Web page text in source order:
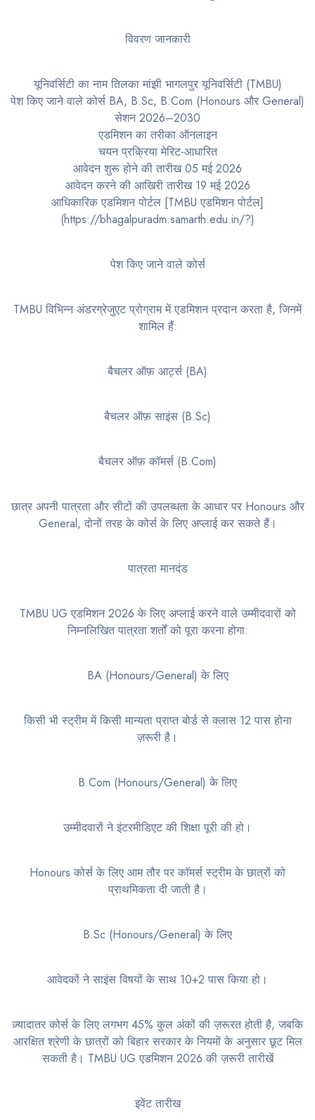
विवरण जानकारी
यूनिवर्सिटी का नाम तिलका मांझी भागलपुर यूनिवर्सिटी (TMBU)
पेश किए जाने वाले कोर्स BA, B.Sc, B.Com (Honours और General)
सेशन 2026–2030
एडमिशन का तरीका ऑनलाइन
चयन प्रक्रिया मेरिट-आधारित
आवेदन शुरू होने की तारीख 05 मई 2026
आवेदन करने की आखिरी तारीख 19 मई 2026
आधिकारिक एडमिशन पोर्टल [TMBU एडमिशन पोर्टल]
(https://bhagalpuradm.samarth.edu.in/?)
पेश किए जाने वाले कोर्स
TMBU विभिन्न अंडरग्रेजुएट प्रोग्राम में एडमिशन प्रदान करता है, जिनमें
शामिल हैं:
बैचलर ऑफ़ आर्ट्स (BA)
बैचलर ऑफ़ साइंस (B.Sc)
बैचलर ऑफ़ कॉमर्स (B.Com)
छात्र अपनी पात्रता और सीटों की उपलब्धता के आधार पर Honours और
General, दोनों तरह के कोर्स के लिए अप्लाई कर सकते हैं।
पात्रता मानदंड
TMBU UG एडमिशन 2026 के लिए अप्लाई करने वाले उम्मीदवारों को
निम्नलिखित पात्रता शर्तों को पूरा करना होगा:
BA (Honours/General) के लिए
किसी भी स्ट्रीम में किसी मान्यता प्राप्त बोर्ड से क्लास 12 पास होना
ज़रूरी है।
B.Com (Honours/General) के लिए
उम्मीदवारों ने इंटरमीडिएट की शिक्षा पूरी की हो।
Honours कोर्स के लिए आम तौर पर कॉमर्स स्ट्रीम के छात्रों को
प्राथमिकता दी जाती है।
B.Sc (Honours/General) के लिए
आवेदकों ने साइंस विषयों के साथ 10+2 पास किया हो।
ज़्यादातर कोर्स के लिए लगभग 45% कुल अंकों की ज़रूरत होती है, जबकि
आरक्षित श्रेणी के छात्रों को बिहार सरकार के नियमों के अनुसार छूट मिल
सकती है। TMBU UG एडमिशन 2026 की ज़रूरी तारीखें
इवेंट तारीख